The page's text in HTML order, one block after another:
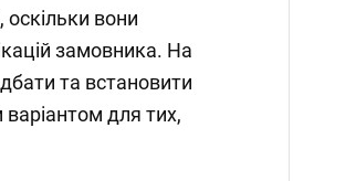
вони
замовника. На
та встановити
для тих,